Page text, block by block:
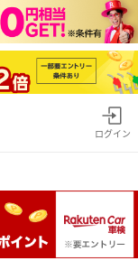
ログイン